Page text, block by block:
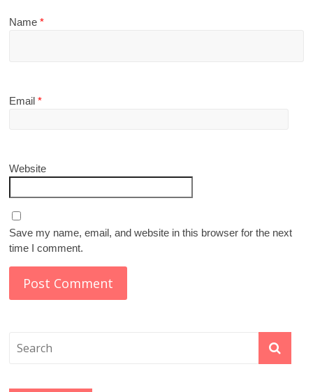
Name*
Email*
Website
Save my name, email, and website in this browser for the next
time I comment.